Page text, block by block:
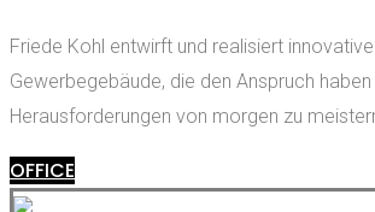
Friede Kohl entwirft und realisiert
Gewerbegebäude, die den Anspruch haben
Herausforderungen von morgen zu
OFFICE